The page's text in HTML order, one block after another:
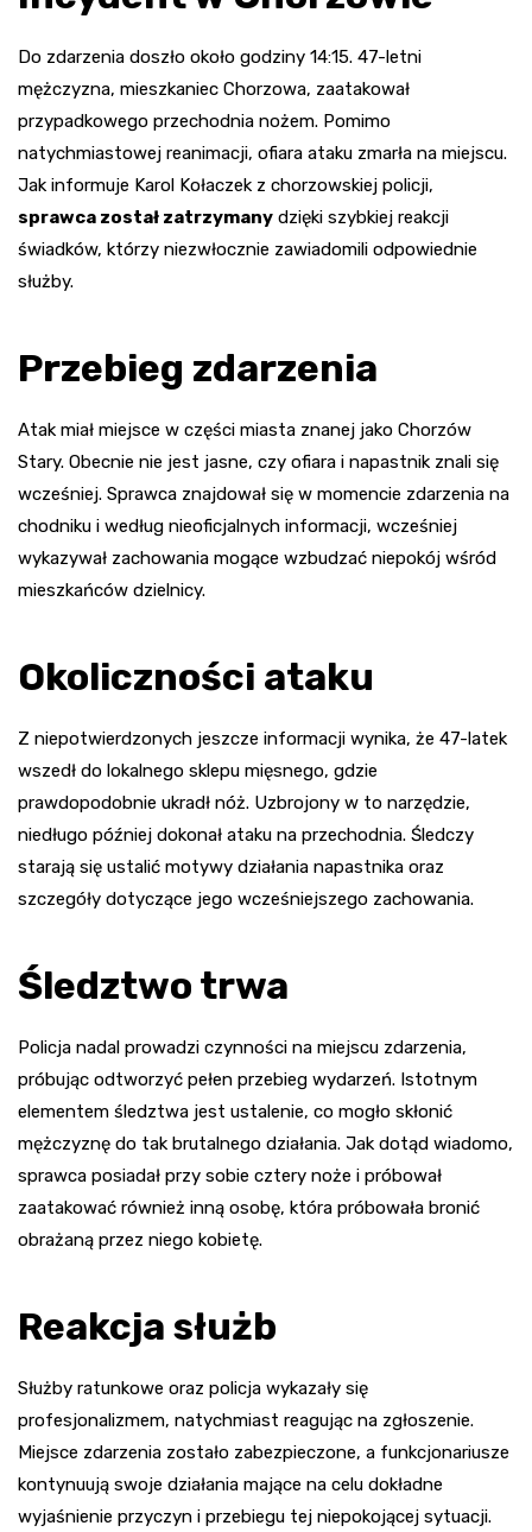
Do zdarzenia doszło około godziny 14:15. 47-letni
mężczyzna, mieszkaniec Chorzowa, zaatakował
przypadkowego przechodnia nożem. Pomimo
natychmiastowej reanimacji, ofiara ataku zmarła na miejscu.
Jak informuje Karol Kołaczek z chorzowskiej policji,
sprawca został zatrzymany dzięki szybkiej reakcji
świadków, którzy niezwłocznie zawiadomili odpowiednie
służby.
Przebieg zdarzenia
Atak miał miejsce w części miasta znanej jako Chorzów
Stary. Obecnie nie jest jasne, czy ofiara i napastnik znali się
wcześniej. Sprawca znajdował się w momencie zdarzenia na
chodniku i według nieoficjalnych informacji, wcześniej
wykazywał zachowania mogące wzbudzać niepokój wśród
mieszkańców dzielnicy.
Okoliczności ataku
Z niepotwierdzonych jeszcze informacji wynika, że 47-latek
wszedł do lokalnego sklepu mięsnego, gdzie
prawdopodobnie ukradł nóż. Uzbrojony w to narzędzie,
niedługo później dokonał ataku na przechodnia. Śledczy
starają się ustalić motywy działania napastnika oraz
szczegóły dotyczące jego wcześniejszego zachowania.
Śledztwo trwa
Policja nadal prowadzi czynności na miejscu zdarzenia,
próbując odtworzyć pełen przebieg wydarzeń. Istotnym
elementem śledztwa jest ustalenie, co mogło skłonić
mężczyznę do tak brutalnego działania. Jak dotąd wiadomo,
sprawca posiadał przy sobie cztery noże i próbował
zaatakować również inną osobę, która próbowała bronić
obrażaną przez niego kobietę.
Reakcja służb
Służby ratunkowe oraz policja wykazały się
profesjonalizmem, natychmiast reagując na zgłoszenie.
Miejsce zdarzenia zostało zabezpieczone, a funkcjonariusze
kontynuują swoje działania mające na celu dokładne
wyjaśnienie przyczyn i przebiegu tej niepokojącej sytuacji.